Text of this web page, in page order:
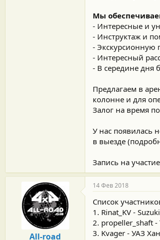
Мы
- Интересные и
- Инструктаж и
- Экскурсионную
- Интересный
- В середине дня
Предлагаем в
колонне и для
Залог на время
У нас появилась
в выезде
Запись на
All-road
14 Фев 2018
Список
1. Rinat_KV -
2. propeller_shaft
3. Kvager - УАЗ